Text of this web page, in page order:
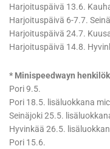
Harjoituspäivä 13.6.
Harjoituspäivä 6-7.7.
Harjoituspäivä 24.7.
Harjoituspäivä 14.8.
* Minispeedwayn
Pori 9.5.
Pori 18.5. lisäluokkana
Seinäjoki 25.5.
Hyvinkää 26.5.
Pori 15.6.